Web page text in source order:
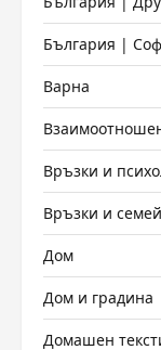
България |
Варна
Връзки и
Връзки и
Дом
Дом и градина
Домашен